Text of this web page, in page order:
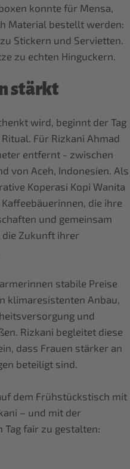
konnte für Mensa,
Material bestellt werden:
Stickern und Servietten.
zu echten Hinguckern.
stärkt
wird, beginnt der Tag
Für Rizkani Ahmad
entfernt - zwischen
von Aceh, Indonesien. Als
Koperasi Kopi Wanita
die ihre
und gemeinsam
die Zukunft ihrer
stabile Preise
klimaresistenten Anbau,
und
Rizkani begleitet diese
dass Frauen stärker an
beteiligt sind.
dem Frühstückstisch mit
– und mit der
Tag fair zu gestalten: